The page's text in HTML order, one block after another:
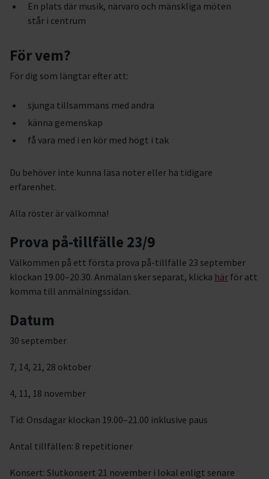
En plats där musik, närvaro och mänskliga möten
står i centrum
För vem?
För dig som längtar efter att:
sjunga tillsammans med andra
känna gemenskap
få vara med i en kör med högt i tak
Du behöver inte kunna läsa noter eller ha tidigare
erfarenhet.
Alla röster är välkomna!
Prova på-tillfälle 23/9
Välkommen på ett första prova på-tillfälle 23 september
klockan 19.00–20.30. Anmälan sker separat, klicka här för att
komma till anmälningssidan.
Datum
30 september
7, 14, 21, 28 oktober
4, 11, 18 november
Tid: Onsdagar klockan 19.00–21.00 inklusive paus
Antal tillfällen: 8 repetitioner
Konsert: Slutkonsert 21 november i lokal enligt senare